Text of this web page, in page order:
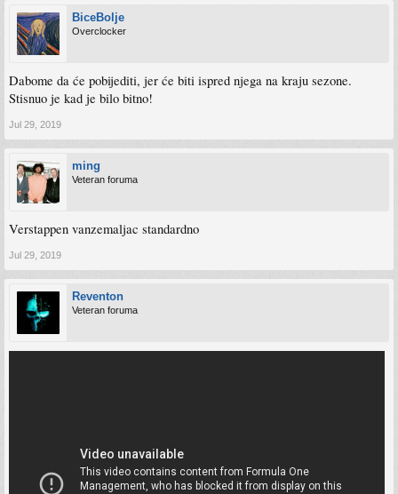
BiceBolje
Overclocker
Dabome da će pobijediti, jer će biti ispred njega na kraju sezone.
Stisnuo je kad je bilo bitno!
Jul 29, 2019
ming
Veteran foruma
Verstappen vanzemaljac standardno
Jul 29, 2019
Reventon
Veteran foruma